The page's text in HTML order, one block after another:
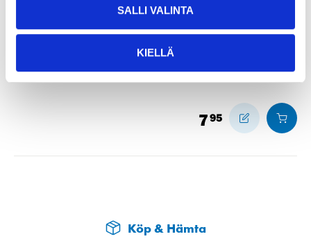
SALLI VALINTA
KIELLÄ
Storlek: XL
Finns i lager i5varuhus
795
Köp & Hämta